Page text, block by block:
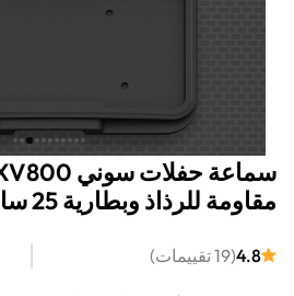
مقاومة للرذاذ وبطارية 25 ساعة – رمادي
4.8
(
19تقييمات)